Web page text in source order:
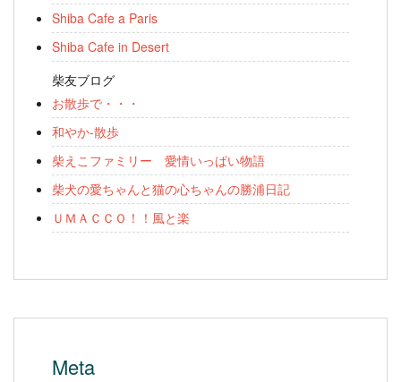
Shiba Cafe a Paris
Shiba Cafe in Desert
柴友ブログ
お散歩で・・・
和やか-散歩
柴えこファミリー 愛情いっぱい物語
柴犬の愛ちゃんと猫の心ちゃんの勝浦日記
ＵＭＡＣＣＯ！！風と楽
Meta